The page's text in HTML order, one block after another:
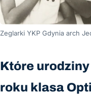
Zeglarki YKP Gdynia arch
Które
roku klasa